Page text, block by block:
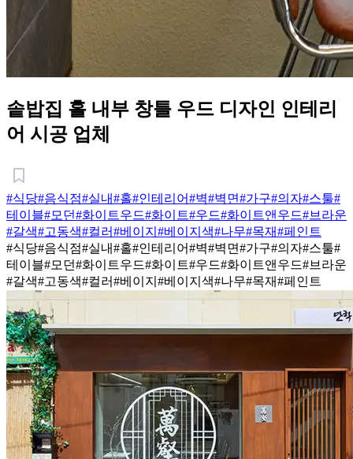
솥밥집 홀 내부 창틀 우드 디자인 인테리
어 시공 업체
#식당#음식점#실내#홀#인테리어#벽#벽면#가구#의자#스툴#
테이블#모던#화이트우드#화이트#우드#화이트앤우드#브라운
#갈색#고동색#컬러#베이지 #베이지색#나무#목재#페인트
#식당#음식점#실내#홀#인테리어#벽#벽면#가구#의자#스툴#
테이블#모던#화이트우드#화이트#우드#화이트앤우드#브라운
#갈색#고동색#컬러#베이지 #베이지색#나무#목재#페인트